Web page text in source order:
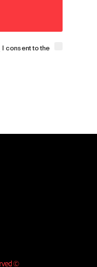
I consent to the
© MAHER HOMSIALJASEM 2026. All Rights Reserved